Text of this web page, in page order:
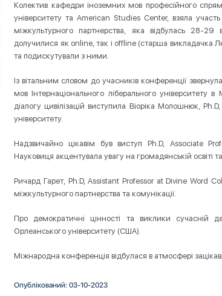
Колектив кафедри іноземних мов професійного
університету та American Studies Center, взяла
міжкультурного партнерства, яка відбулась 28-
долучилися як online, так i offline (старша викладачка
та подискутували з ними.
Із вітальним словом до учасників конференції
мов Інтернаціонального ліберального
діалогу цивілізацій виступила Віоріка Молошнюк,
університету.
Надзвичайно цікавім був виступ Ph.D, Associate
Науковиця акцентувала увагу на громадянській освіті
Ричард Гарет, Ph.D, Assistant Professor at Divine Word
міжкультурного партнерства та комунікації.
Про демократичні цінності та виклики сучасній
Орлеанського університету (США).
Міжнародна конференція відбулася в атмосфері
Опублікований: 03-10-2023